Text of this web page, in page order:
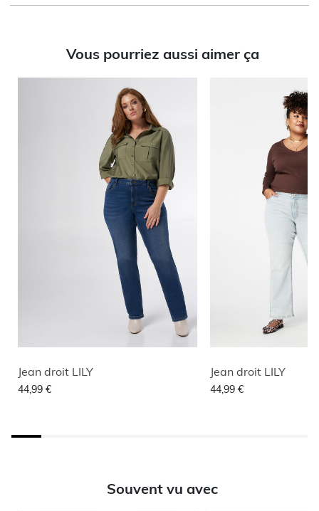
Vous pourriez aussi aimer ça
Jean droit LILY
44,99 €
Jean droit LILY
44,99 €
Souvent vu avec